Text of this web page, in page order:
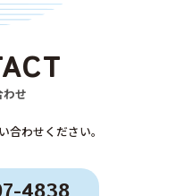
わせ
合わせください。